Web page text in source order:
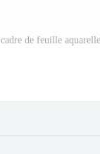
cadre de feuille